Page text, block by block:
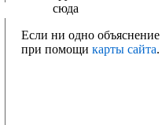
сюда
Если ни одно объяснение
при помощи карты сайта.